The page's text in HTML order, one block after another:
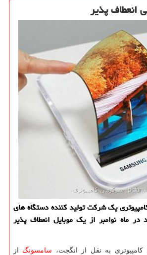
انعطاف پذیر
یك شركت تولید كننده دستگاه های
در ماه نوامبر از یك موبایل انعطاف پذیر
به نقل از انگجت، سامسونگ از